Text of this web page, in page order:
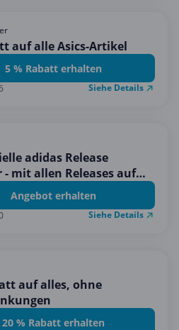
auf alle Asics-Artikel
5 % Rabatt erhalten
Siehe Details
adidas Release
- mit allen Releases auf
Angebot erhalten
Siehe Details
auf alles, ohne
20 % Rabatt erhalten